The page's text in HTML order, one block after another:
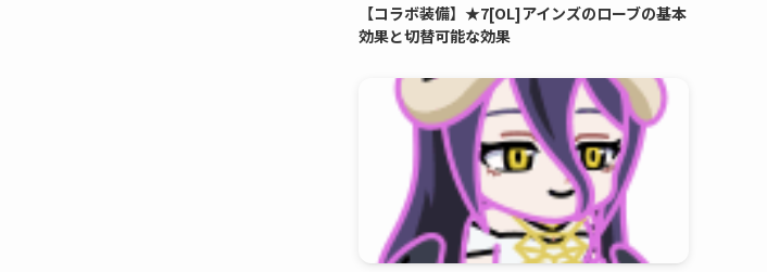
【コラボ装備】★7[OL]アインズのローブの基本
効果と切替可能な効果